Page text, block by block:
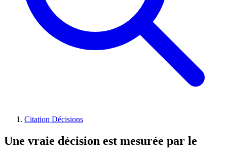
Citation Décisions
Une vraie décision est mesurée par le